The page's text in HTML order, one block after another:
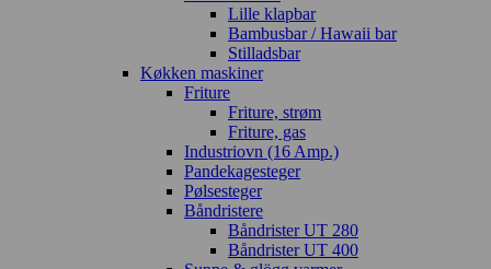
Lille klapbar
Bambusbar / Hawaii bar
Stilladsbar
Køkken maskiner
Friture
Friture, strøm
Friture, gas
Industriovn (16 Amp.)
Pandekagesteger
Pølsesteger
Båndristere
Båndrister UT 280
Båndrister UT 400